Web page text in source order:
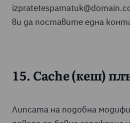
ви да поставите една
15. Cache (кеш)
Липсата на подобна